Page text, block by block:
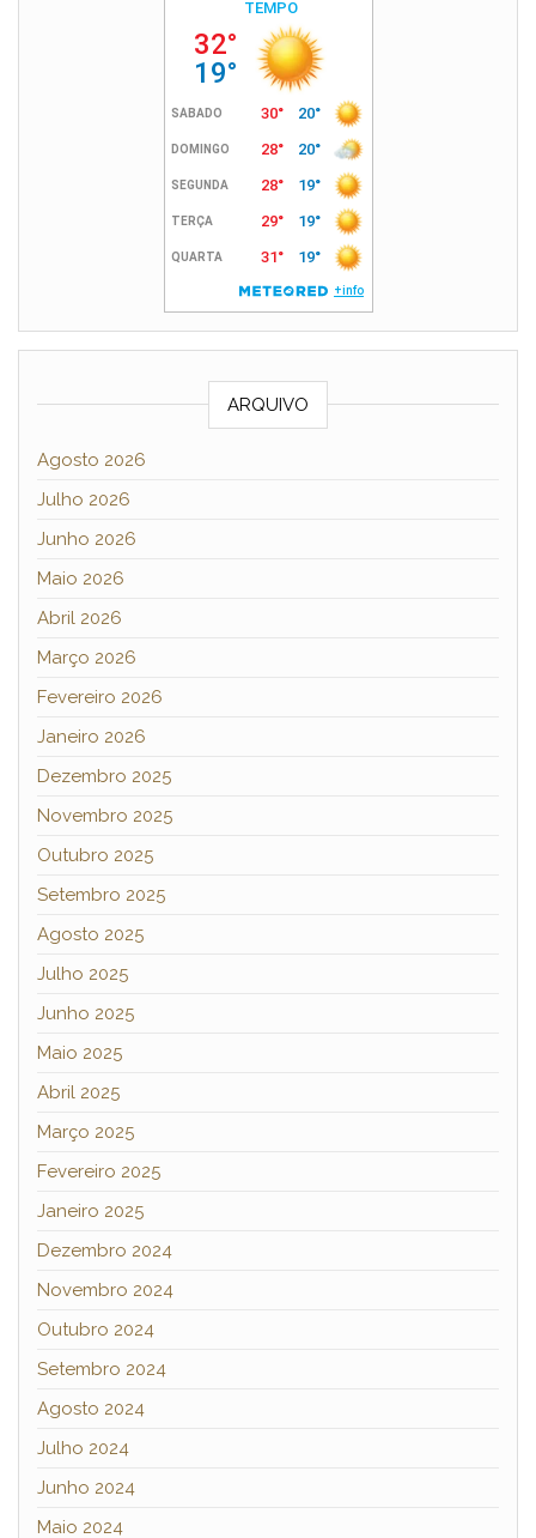
ARQUIVO
Agosto 2026
Julho 2026
Junho 2026
Maio 2026
Abril 2026
Março 2026
Fevereiro 2026
Janeiro 2026
Dezembro 2025
Novembro 2025
Outubro 2025
Setembro 2025
Agosto 2025
Julho 2025
Junho 2025
Maio 2025
Abril 2025
Março 2025
Fevereiro 2025
Janeiro 2025
Dezembro 2024
Novembro 2024
Outubro 2024
Setembro 2024
Agosto 2024
Julho 2024
Junho 2024
Maio 2024